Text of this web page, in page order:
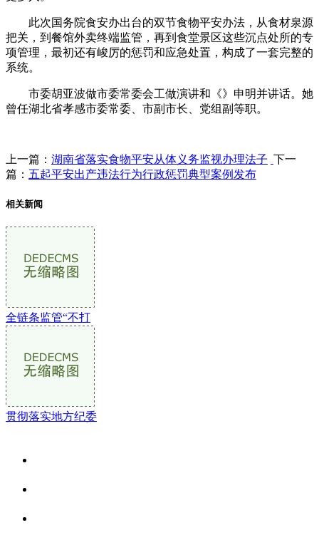
此次国务院食安办出台的双节食物平安办法，从食材泉源
把关，到餐馆外卖终端监管，再到食堂景区这些沉点处所的专
项管理，最初还有峻厉的惩罚和应急处置，构成了一套完整的
系统。
市委胡亚波做市委常委会工做演讲和《》申明并讲话。她
曾任湖北省孝感市委常委、市副市长、党组副等职。
上一篇： 湖南省落实食物平安从体义务监视办理法子 下一
篇： 五起平安出产违法行为行政惩罚典型案例发布
相关新闻
全链条监管“不打
贯彻落实地方纪委